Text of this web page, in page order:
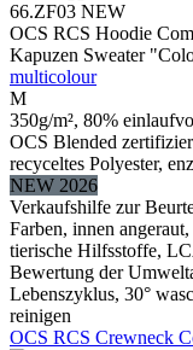
66.ZF03 NEW
OCS RCS Hoodie
Kapuzen Sweater
multicolour
M
350g/m², 80%
OCS Blended
recyceltes Polyester,
NEW 2026
Verkaufshilfe zur
Farben, innen
tierische Hilfsstoffe,
Bewertung der
Lebenszyklus, 30°
reinigen
OCS RCS Crewneck